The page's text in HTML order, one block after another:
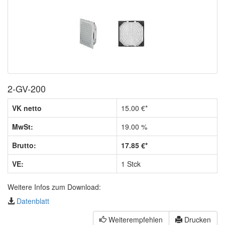
2-GV-200
VK netto
15.00 €*
MwSt:
19.00 %
Brutto:
17.85 €*
VE:
1 Stck
Weitere Infos zum Download:
Datenblatt
Weiterempfehlen
Drucken